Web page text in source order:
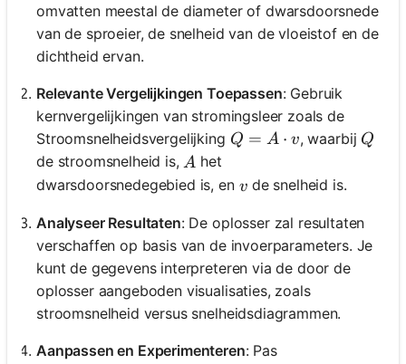
omvatten meestal de diameter of dwarsdoorsnede
van de sproeier, de snelheid van de vloeistof en de
dichtheid ervan.
Relevante Vergelijkingen Toepassen: Gebruik
kernvergelijkingen van stromingsleer zoals de
Stroomsnelheidsvergelijking Q = A \cdot v
Q = A ⋅ v, waarbij Q
Q
de stroomsnelheid is, A
A het
dwarsdoorsnedegebied is, en v
v de snelheid is.
Analyseer Resultaten: De oplosser zal resultaten
verschaffen op basis van de invoerparameters. Je
kunt de gegevens interpreteren via de door de
oplosser aangeboden visualisaties, zoals
stroomsnelheid versus snelheidsdiagrammen.
Aanpassen en Experimenteren: Pas